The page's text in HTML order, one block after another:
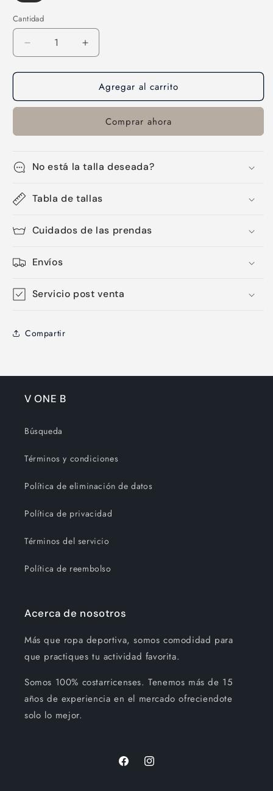
Cantidad
Cantidad
Reducir
cantidad
para
de
59
Aumentar
cantidad
para
Licra
de
corta-
59
Agregar al carrito
Comprar ahora
No está la talla deseada?
Tabla de tallas
Cuidados de las prendas
Envíos
Servicio post venta
Compartir
V ONE B
Búsqueda
Términos y condiciones
Política de eliminación de datos
Política de privacidad
Términos del servicio
Política de reembolso
Acerca de nosotros
Más que ropa deportiva, somos comodidad para
que practiques tu actividad favorita.
Somos 100% costarricenses. Tenemos más de 15
años de experiencia en el mercado ofreciendote
solo lo mejor.
FacebookInstagram